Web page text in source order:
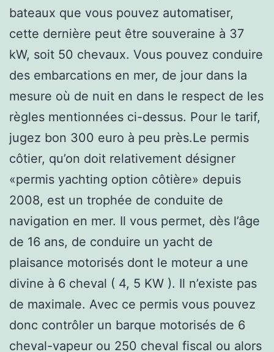
bateaux que vous pouvez automatiser,
cette dernière peut être souveraine à 37
kW, soit 50 chevaux. Vous pouvez conduire
des embarcations en mer, de jour dans la
mesure où de nuit en dans le respect de les
règles mentionnées ci-dessus. Pour le tarif,
jugez bon 300 euro à peu près.Le permis
côtier, qu’on doit relativement désigner
«permis yachting option côtière» depuis
2008, est un trophée de conduite de
navigation en mer. Il vous permet, dès l’âge
de 16 ans, de conduire un yacht de
plaisance motorisés dont le moteur a une
divine à 6 cheval ( 4, 5 KW ). Il n’existe pas
de maximale. Avec ce permis vous pouvez
donc contrôler un barque motorisés de 6
cheval-vapeur ou 250 cheval fiscal ou alors